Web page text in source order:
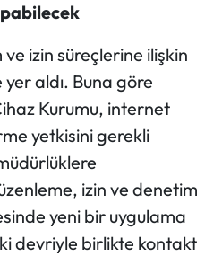
izin süreçlerine ilişkin
aldı. Buna göre
Kurumu, internet
yetkisini gerekli
izin ve denetim
yeni bir uygulama
devriyle birlikte kontakt